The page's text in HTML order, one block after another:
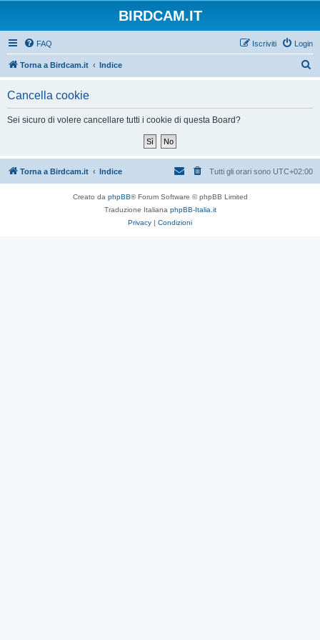
BIRDCAM.IT
FAQ Login
Iscriviti
Torna a Birdcam.it Indice
Cancella cookie
Sei sicuro di volere cancellare tutti i cookie di questa Board?
Torna a Birdcam.it Indice Tutti gli orari sono UTC+02:00
Creato da phpBB® Forum Software © phpBB Limited
Traduzione Italiana phpBB-Italia.it
Privacy | Condizioni